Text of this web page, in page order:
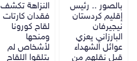
بالصور .. رئيس
إقليم كردستان
نيجيرفان
البارزاني يعزي
عوائل الشهداء
قبل نقلهم من
النزاهة تكشف
فقدان كارتات
لقاح كورونا
ومنحها
لأشخاص لم
يتلقوا اللقاح